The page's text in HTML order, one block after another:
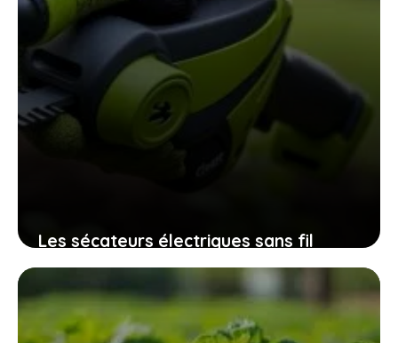
Les sécateurs électriques sans fil
32mm qui révolutionnent l’entretien
des espaces verts sans fatigue
excessive